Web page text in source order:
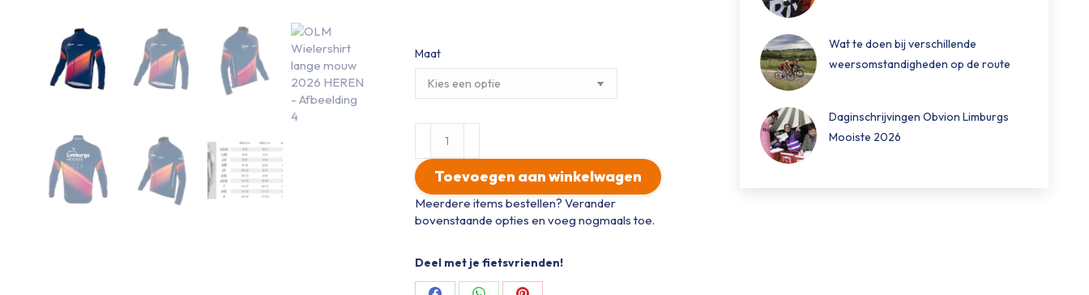
Maat
Wielershirt
lange
mouw
2026
HEREN
Toevoegen aan winkelwagen
Meerdere items bestellen? Verander
bovenstaande opties en voeg nogmaals toe.
Deel met je fietsvrienden!
Wat te doen bij verschillende
weersomstandigheden op de route
Daginschrijvingen Obvion Limburgs
Mooiste 2026